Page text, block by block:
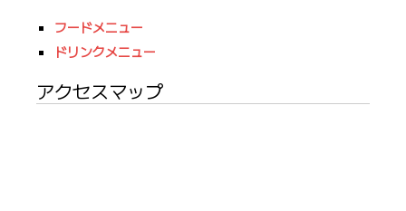
フードメニュー
ドリンクメニュー
アクセスマップ